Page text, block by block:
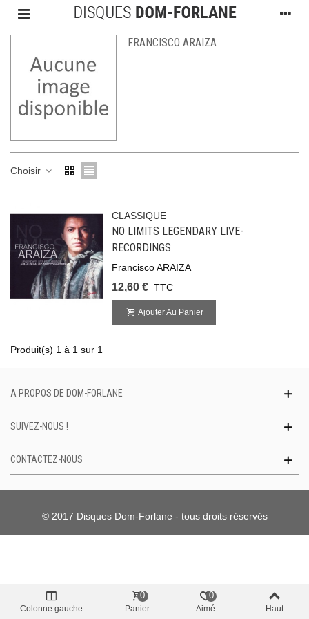
FRANCISCO ARAIZA
Choisir
CLASSIQUE
NO LIMITS LEGENDARY LIVE-
RECORDINGS
Francisco ARAIZA
12,60 € TTC
Ajouter Au Panier
Produit(s) 1 à 1 sur 1
A PROPOS DE DOM-FORLANE
SUIVEZ-NOUS !
CONTACTEZ-NOUS
© 2017 Disques Dom-Forlane - tous droits réservés
Colonne gauche Panier
0
Aimé
0
Haut